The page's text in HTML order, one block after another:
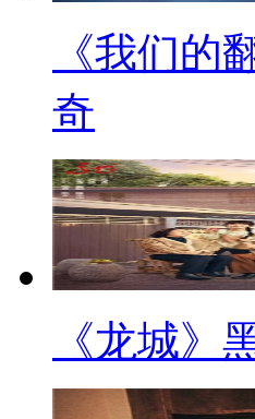
《我们的
奇
《龙城》